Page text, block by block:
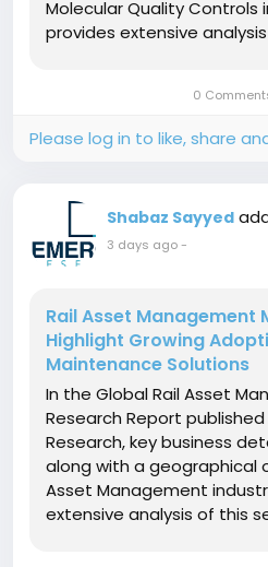
Molecular Quality Controls
provides extensive
qualitative and
0
Please log in to like, share
Shabaz Sayyed
3 days ago-
Rail Asset Management
Highlight Growing
Maintenance Solutions
In the Global Rail Asset
Research Report
Research, key business
along with a geographical
Asset Management
extensive analysis of this